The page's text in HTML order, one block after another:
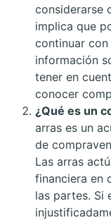
considerarse
implica que
continuar
información
tener en
conocer
¿Qué es un
arras es un
de
Las arras
financiera en
las partes. Si